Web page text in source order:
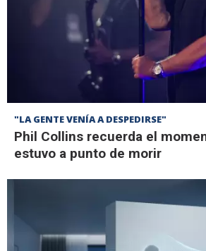
"LA GENTE VENÍA A DESPEDIRSE"
Phil Collins recuerda el
estuvo a punto de morir